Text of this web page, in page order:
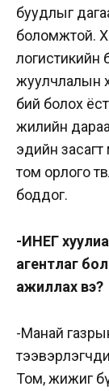
буудлыг
боломжтой.
логистикийн
жуулчлалын
бий болох
жилийн
эдийн засагт
том орлого
боддог.
-ИНЕГ
агентлаг
ажиллах вэ?
-Манай
Том, жижиг